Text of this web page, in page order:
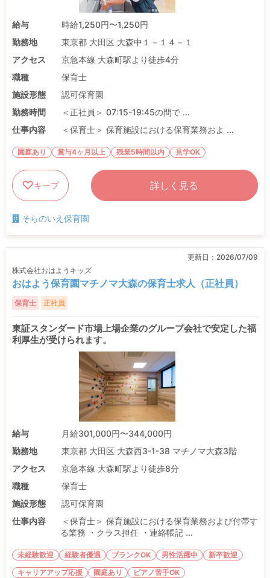
給与
時給1,250円〜1,250円
勤務地
東京都 大田区 大森中１－１４－１
アクセス
京急本線 大森町駅より徒歩4分
職種
保育士
施設形態
認可保育園
勤務時間
＜正社員＞ 07:15-19:45の間で ...
仕事内容
＜保育士＞ 保育施設における保育業務およ ...
園庭あり 賞与4ヶ月以上 残業5時間以内 見学OK
キープ 詳しく見る
そらのいえ保育園
更新日： 2026/07/09
株式会社おはようキッズ
おはよう保育園マチノマ大森の保育士求人（正社員）
保育士 正社員
東証スタンダード市場上場企業のグループ会社で安定した福
利厚生が受けられます。
給与
月給301,000円〜344,000円
勤務地
東京都 大田区 大森西3-1-38 マチノマ大森3階
アクセス
京急本線 大森町駅より徒歩8分
職種
保育士
施設形態
認可保育園
仕事内容
＜保育士＞ 保育施設における保育業務および付帯す
る業務 ・クラス担任 ・連絡帳記 ...
未経験歓迎 経験者優遇 ブランクOK 男性活躍中
新卒歓迎
キャリアアップ応援
園庭あり ピアノ苦手OK